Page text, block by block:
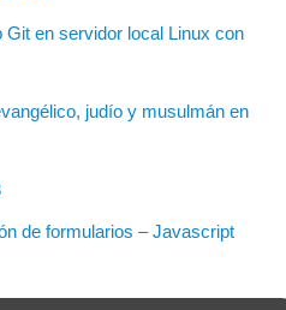
en servidor local Linux con
judío y musulmán en
de formularios – Javascript